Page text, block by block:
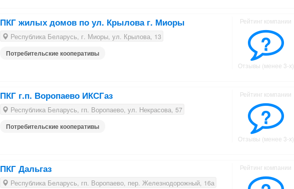
ПКГ жилых домов по ул. Крылова г. Миоры
Республика Беларусь, г. Миоры, ул. Крылова, 13
Потребительские кооперативы
Рейтинг компании
?
Отзывы (менее 3-х)
ПКГ г.п. Воропаево ИКСГаз
Республика Беларусь, гп. Воропаево, ул. Некрасова, 57
Потребительские кооперативы
Рейтинг компании
?
Отзывы (менее 3-х)
ПКГ Дальгаз
Республика Беларусь, гп. Воропаево, пер. Железнодорожный, 16а
Рейтинг компании